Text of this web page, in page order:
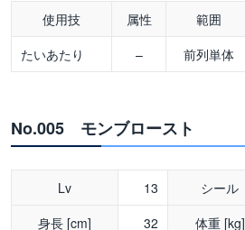
使用技 属性 範囲
たいあたり
– 前列単体
No.005 モンブロースト
Lv 13 シール
身長 [cm] 32 体重 [kg]